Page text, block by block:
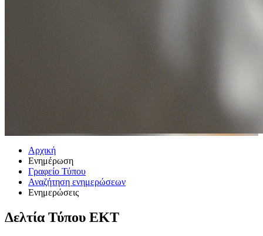
Αρχική
Ενημέρωση
Γραφείο Τύπου
Αναζήτηση ενημερώσεων
Ενημερώσεις
Δελτία Τύπου ΕΚΤ